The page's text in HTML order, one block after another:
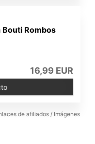
Bouti Rombos
16,99 EUR
de afiliados / Imágenes